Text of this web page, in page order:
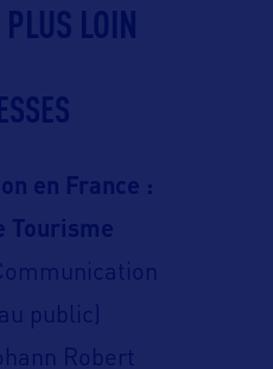
LOIN
en France :
Tourisme
public)
Robert